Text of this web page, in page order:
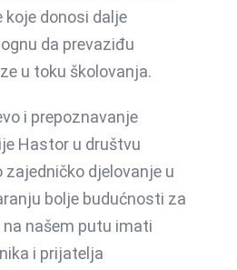
koje donosi dalje
da prevaziđu
u toku školovanja.
i prepoznavanje
Hastor u društvu
djelovanje u
bolje budućnosti za
našem putu imati
i prijatelja